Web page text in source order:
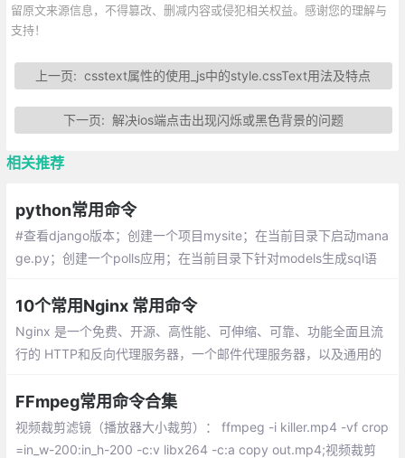
留原文来源信息，不得篡改、删减内容或侵犯相关权益。感谢您的理解与
支持！
上一页:csstext属性的使用_js中的style.cssText用法及特点
下一页: 解决ios端点击出现闪烁或黑色背景的问题
相关推荐
python常用命令
#查看django版本；创建一个项目mysite；在当前目录下启动mana
ge.py；创建一个polls应用；在当前目录下针对models生成sql语
10个常用Nginx 常用命令
Nginx 是一个免费、开源、高性能、可伸缩、可靠、功能全面且流
行的 HTTP和反向代理服务器，一个邮件代理服务器，以及通用的
FFmpeg常用命令合集
视频裁剪滤镜（播放器大小裁剪）： ffmpeg -i killer.mp4 -vf crop
=in_w-200:in_h-200 -c:v libx264 -c:a copy out.mp4;视频裁剪